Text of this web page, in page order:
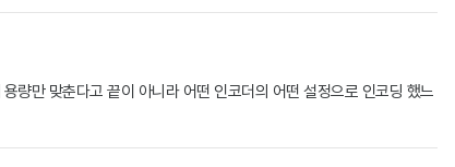
량만 맞춘다고 끝이 아니라 어떤 인코더의 어떤 설정으로 인코딩 했느